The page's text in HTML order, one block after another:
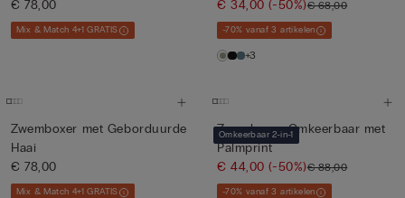
€ 78,00
Mix & Match 4+1 GRATIS
€ 34,00(-50%)€ 68,00
-70% vanaf 3 artikelen
+3
Zwemboxer met Geborduurde
Haai
€ 78,00
Mix & Match 4+1 GRATIS
Omkeerbaar 2-in-1
Zwemboxer Omkeerbaar met
Palmprint
€ 44,00(-50%)€ 88,00
-70% vanaf 3 artikelen